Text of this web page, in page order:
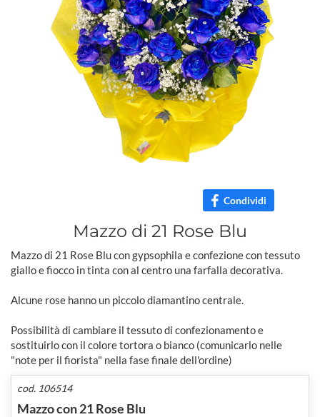
Condividi
Mazzo di 21 Rose Blu
Mazzo di 21 Rose Blu con gypsophila e confezione con tessuto
giallo e fiocco in tinta con al centro una farfalla decorativa.
Alcune rose hanno un piccolo diamantino centrale.
Possibilità di cambiare il tessuto di confezionamento e
sostituirlo con il colore tortora o bianco (comunicarlo nelle
"note per il fiorista" nella fase finale dell'ordine)
cod. 106514
Mazzo con 21 Rose Blu